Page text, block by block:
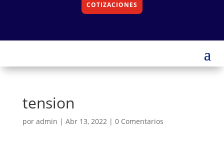
COTIZACIONES
tension
por admin | Abr 13, 2022| 0 Comentarios